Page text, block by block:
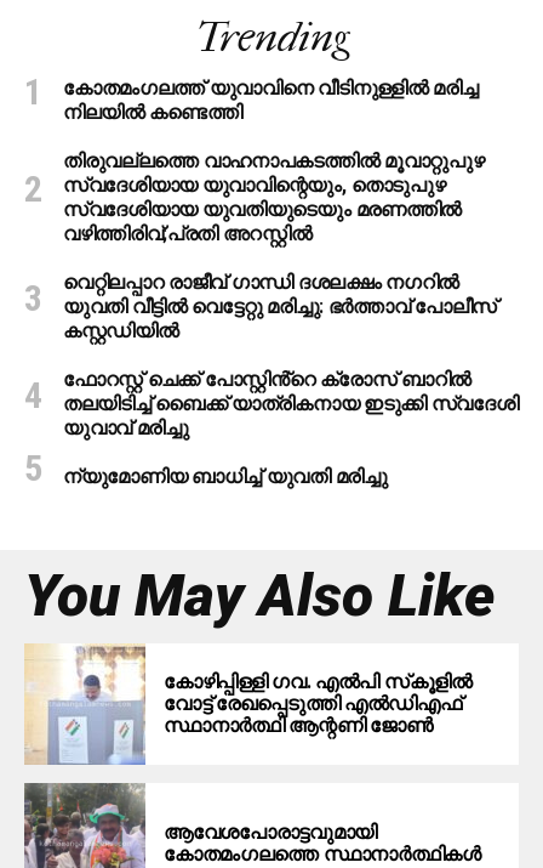
Trending
കോതമംഗലത്ത് യുവാവിനെ വീടിനുള്ളിൽ മരിച്ച
നിലയിൽ കണ്ടെത്തി
തിരുവല്ലത്തെ വാഹനാപകടത്തില്‍ മൂവാറ്റുപുഴ
സ്വദേശിയായ യുവാവിന്റെയും, തൊടുപുഴ
സ്വദേശിയായ യുവതിയുടെയും മരണത്തില്‍
വഴിത്തിരിവ്;പ്രതി അറസ്റ്റില്‍
വെറ്റിലപ്പാറ രാജീവ് ഗാന്ധി ദശലക്ഷം നഗറിൽ
യുവതി വീട്ടിൽ വെട്ടേറ്റു മരിച്ചു: ഭർത്താവ് പോലീസ്
കസ്റ്റഡിയിൽ
ഫോറസ്റ്റ് ചെക്ക് പോസ്റ്റിൻ്റെ ക്രോസ് ബാറില്‍
തലയിടിച്ച് ബൈക്ക് യാത്രികനായ ഇടുക്കി സ്വദേശി
യുവാവ് മരിച്ചു
ന്യുമോണിയ ബാധിച്ച് യുവതി മരിച്ചു
You May Also Like
കോഴിപ്പിള്ളി ഗവ. എല്‍പി സ്‌കൂളില്‍
വോട്ട് രേഖപ്പെടുത്തി എല്‍ഡിഎഫ്
സ്ഥാനാര്‍ത്ഥി ആന്റണി ജോണ്‍
ആവേശപോരാട്ടവുമായി
കോതമംഗലത്തെ സ്ഥാനാര്‍ത്ഥികള്‍